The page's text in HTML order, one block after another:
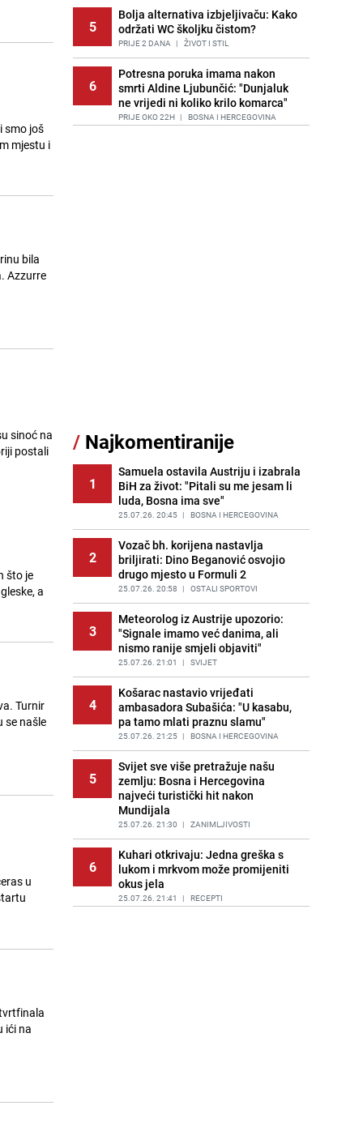
smo još
mjestu i
bila
Azzurre
sinoć na
postali
što je
a
Turnir
se našle
u
ići na
5
Bolja alternativa izbjeljivaču: Kako
održati WC školjku čistom?
PRIJE 2 DANA | ŽIVOT I STIL
6
Potresna poruka imama nakon
smrti Aldine Ljubunčić: "Dunjaluk
ne vrijedi ni koliko krilo komarca"
PRIJE OKO 22H | BOSNA I HERCEGOVINA
11
Recept za brze uštipke: Ne upijaju
ulje i gotovi su za 30 minuta
PRIJE OKO 12H | RECEPTI
Gosti iz Njemačke napravili požar u
apartmanu u Istri, vlasniku se
smijali i pokazivali srednji prst
PRIJE 2 DANA | REGIJA
Užas u bh. susjedstvu, mladići
bludničili nad maloljetnicom i sve
snimali: "Stari te gleda u lajvu"
PRIJE 2 DANA | REGIJA
Novi detalji istrage: Ruske službe
otkrile moguć uzrok tragedije bh.
planinara na Elbrusu
PRIJE 2 DANA | SVIJET
Očistite rernu bez hemikalija:
Poznata stručnjakinja dijeli savjete
PRIJE 2 DANA | ŽIVOT I STIL
/ Najkomentiranije
1
Samuela ostavila Austriju i izabrala
BiH za život: "Pitali su me jesam li
luda, Bosna ima sve"
25.07.26. 20:45 | BOSNA I HERCEGOVINA
2
Vozač bh. korijena nastavlja
briljirati: Dino Beganović osvojio
drugo mjesto u Formuli 2
25.07.26. 20:58 | OSTALI SPORTOVI
3
Meteorolog iz Austrije upozorio:
"Signale imamo već danima, ali
nismo ranije smjeli objaviti"
25.07.26. 21:01 | SVIJET
4
Košarac nastavio vrijeđati
ambasadora Subašića: "U kasabu,
pa tamo mlati praznu slamu"
25.07.26. 21:25 | BOSNA I HERCEGOVINA
5
Svijet sve više pretražuje našu
zemlju: Bosna i Hercegovina
najveći turistički hit nakon
Mundijala
25.07.26. 21:30 | ZANIMLJIVOSTI
6
Kuhari otkrivaju: Jedna greška s
lukom i mrkvom može promijeniti
okus jela
25.07.26. 21:41 | RECEPTI